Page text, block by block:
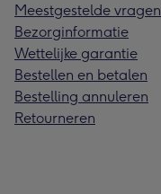
Meestgestelde vragen
Bezorginformatie
Wettelijke garantie
Bestellen en betalen
Bestelling annuleren
Retourneren